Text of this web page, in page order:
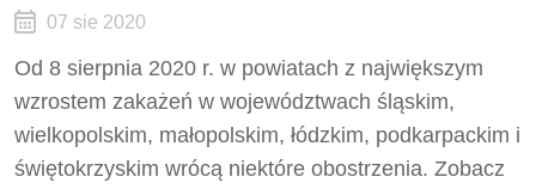
07 sie 2020
Od 8 sierpnia 2020 r. w powiatach z największym
wzrostem zakażeń w województwach śląskim,
wielkopolskim, małopolskim, łódzkim, podkarpackim i
świętokrzyskim wrócą niektóre obostrzenia. Zobacz